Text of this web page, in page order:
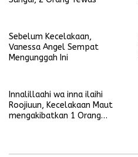
Sebelum Kecelakaan,
Vanessa Angel Sempat
Mengunggah Ini
Innalillaahi wa inna ilaihi
Roojiuun, Kecelakaan Maut
mengakibatkan 1 Orang